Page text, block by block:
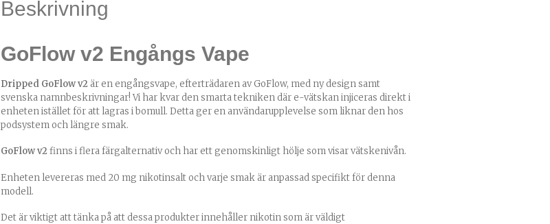
Beskrivning
GoFlow v2 Engångs Vape
Dripped GoFlow v2är en engångsvape, efterträdaren av GoFlow, med ny design samt
svenska namnbeskrivningar! Vi har kvar den smarta tekniken där e-vätskan injiceras direkt i
enheten istället för att lagras i bomull. Detta ger en användarupplevelse som liknar den hos
podsystem och längre smak.
GoFlow v2finns i flera färgalternativ och har ett genomskinligt hölje som visar vätskenivån.
Enheten levereras med 20 mg nikotinsalt och varje smak är anpassad specifikt för denna
modell.
Det är viktigt att tänka på att dessa produkter innehåller nikotin som är väldigt